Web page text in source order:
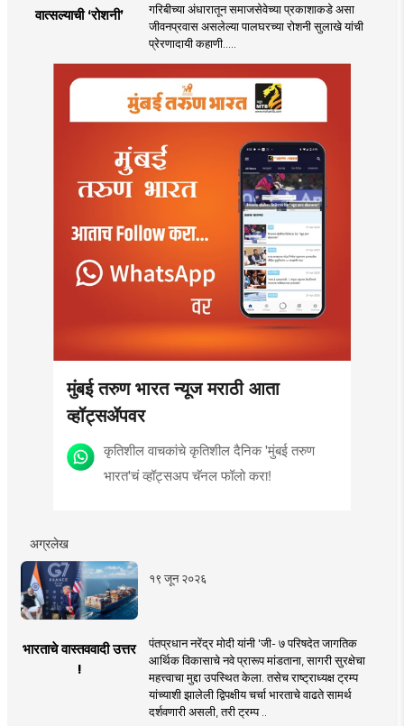
वात्सल्याची ‌‘रोशनी‌’
गरिबीच्या अंधारातून समाजसेवेच्या प्रकाशाकडे असा
जीवनप्रवास असलेल्या पालघरच्या रोशनी सुलाखे यांची
प्रेरणादायी कहाणी.....
मुंबई तरुण भारत न्यूज मराठी आता
व्हॉट्सॲपवर
कृतिशील वाचकांचे कृतिशील दैनिक 'मुंबई तरुण
भारत'चं व्हॉट्सअप चॅनल फॉलो करा!
अग्रलेख
१९ जून २०२६
भारताचे वास्तववादी उत्तर
!
पंतप्रधान नरेंद्र मोदी यांनी 'जी- ७ परिषदेत जागतिक
आर्थिक विकासाचे नवे प्रारूप मांडताना, सागरी सुरक्षेचा
महत्त्वाचा मुद्दा उपस्थित केला. तसेच राष्ट्राध्यक्ष ट्रम्प
यांच्याशी झालेली द्विपक्षीय चर्चा भारताचे वाढते सामर्थ
दर्शवणारी असली, तरी ट्रम्प ..